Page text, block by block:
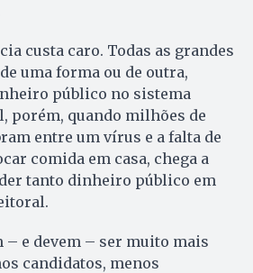
custa caro. Todas as grandes
uma forma ou de outra,
público no sistema
porém, quando milhões de
entre um vírus e a falta de
comida em casa, chega a
tanto dinheiro público em
– e devem – ser muito mais
candidatos, menos